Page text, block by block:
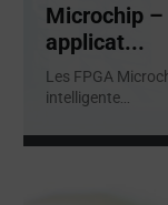
Microchip –
applicat...
Les FPGA
intelligente